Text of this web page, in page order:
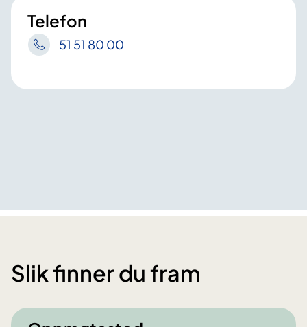
Telefon
51 51 80 00
Slik finner du fram